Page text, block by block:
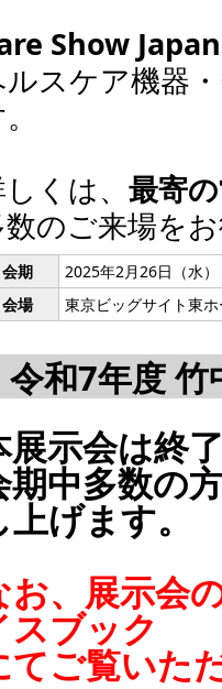
Show
スケア機器
くは、 最寄
数のご来場を
会期
2025年2月26日（水
会場
東京ビッグサイト東
令和7年度
展示会は終
期中多数の
上げます。
お、展示会
スブック
てご覧いた